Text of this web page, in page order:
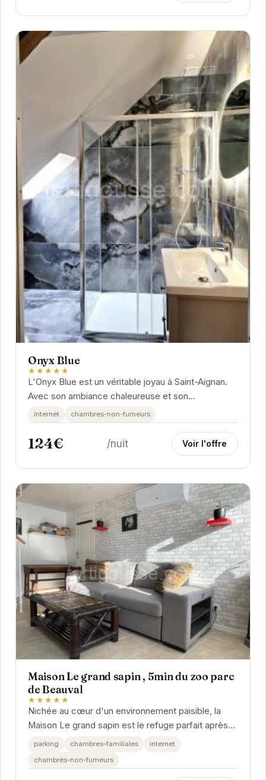
Onyx Blue
★★★★★
L'Onyx Blue est un véritable joyau à Saint-Aignan.
Avec son ambiance chaleureuse et son
emplacement idéal, il offre un cadre parfait pour
une...
internet chambres-non-fumeurs
124€ /nuit Voir l'offre
Maison Le grand sapin , 5min du zoo parc
de Beauval
★★★★★
Nichée au cœur d'un environnement paisible, la
Maison Le grand sapin est le refuge parfait après
une journée d'exploration au ZooParc de Beauval....
parking chambres-familiales
internet
chambres-non-fumeurs